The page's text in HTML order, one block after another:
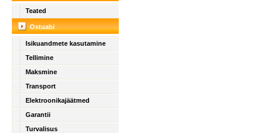
Teated
Ostuabi
Isikuandmete kasutamine
Tellimine
Maksmine
Transport
Elektroonikajäätmed
Garantii
Turvalisus